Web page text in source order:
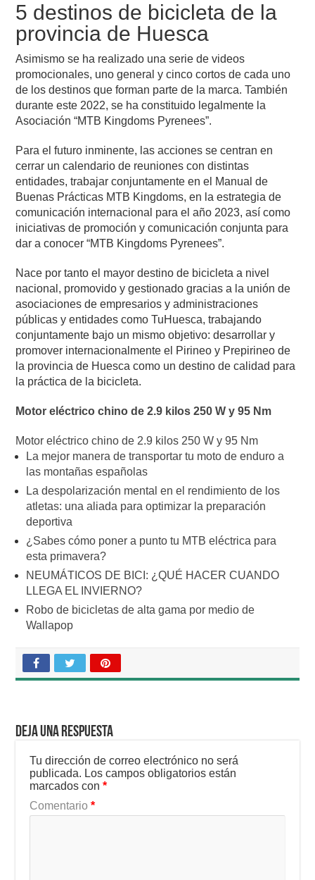
5 destinos de bicicleta de la
provincia de Huesca
Asimismo se ha realizado una serie de videos
promocionales, uno general y cinco cortos de cada uno
de los destinos que forman parte de la marca. También
durante este 2022, se ha constituido legalmente la
Asociación “MTB Kingdoms Pyrenees”.
Para el futuro inminente, las acciones se centran en
cerrar un calendario de reuniones con distintas
entidades, trabajar conjuntamente en el Manual de
Buenas Prácticas MTB Kingdoms, en la estrategia de
comunicación internacional para el año 2023, así como
iniciativas de promoción y comunicación conjunta para
dar a conocer “MTB Kingdoms Pyrenees”.
Nace por tanto el mayor destino de bicicleta a nivel
nacional, promovido y gestionado gracias a la unión de
asociaciones de empresarios y administraciones
públicas y entidades como TuHuesca, trabajando
conjuntamente bajo un mismo objetivo: desarrollar y
promover internacionalmente el Pirineo y Prepirineo de
la provincia de Huesca como un destino de calidad para
la práctica de la bicicleta.
Motor eléctrico chino de 2.9 kilos 250 W y 95 Nm
Motor eléctrico chino de 2.9 kilos 250 W y 95 Nm
La mejor manera de transportar tu moto de enduro a
las montañas españolas
La despolarización mental en el rendimiento de los
atletas: una aliada para optimizar la preparación
deportiva
¿Sabes cómo poner a punto tu MTB eléctrica para
esta primavera?
NEUMÁTICOS DE BICI: ¿QUÉ HACER CUANDO
LLEGA EL INVIERNO?
Robo de bicicletas de alta gama por medio de
Wallapop
Deja una respuesta
Tu dirección de correo electrónico no será
publicada. Los campos obligatorios están
marcados con*
Comentario*